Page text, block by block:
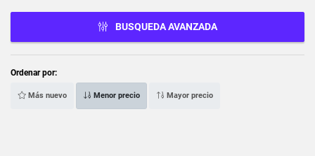
BUSQUEDA AVANZADA
Ordenar por:
Más nuevo Menor precio Mayor precio